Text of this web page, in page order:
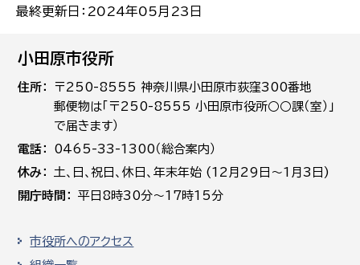
最終更新日：2024年05月23日
小田原市役所
住所
〒250-8555 神奈川県小田原市荻窪300番地
郵便物は「〒250-8555 小田原市役所○○課（室）」
で届きます）
電話
0465-33-1300（総合案内）
休み
土､日､祝日、休日、年末年始 (12月29日～1月3日)
開庁時間
平日8時30分～17時15分
市役所へのアクセス